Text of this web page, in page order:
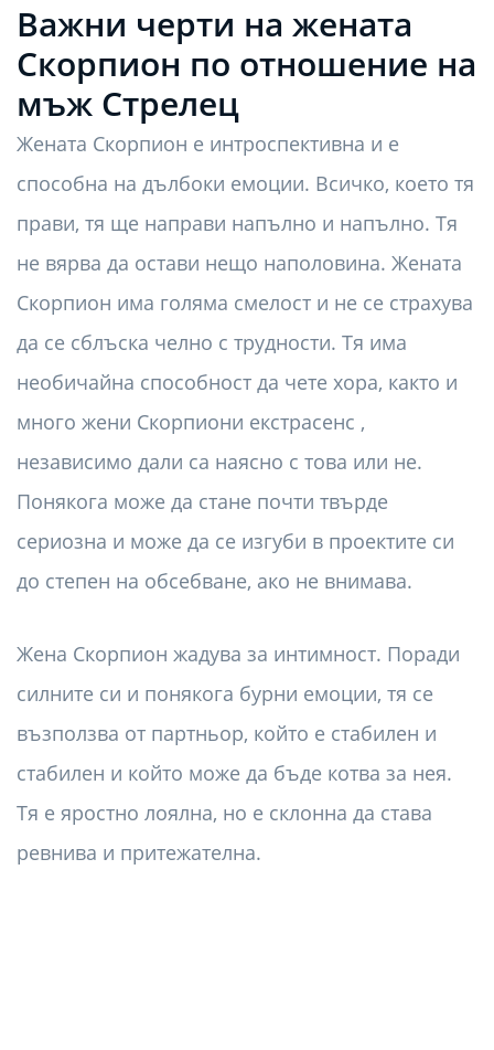
Важни черти на жената
Скорпион по отношение на
мъж Стрелец
Жената Скорпион е интроспективна и е
способна на дълбоки емоции. Всичко, което тя
прави, тя ще направи напълно и напълно. Тя
не вярва да остави нещо наполовина. Жената
Скорпион има голяма смелост и не се страхува
да се сблъска челно с трудности. Тя има
необичайна способност да чете хора, както и
много жени Скорпиони екстрасенс ,
независимо дали са наясно с това или не.
Понякога може да стане почти твърде
сериозна и може да се изгуби в проектите си
до степен на обсебване, ако не внимава.
Жена Скорпион жадува за интимност. Поради
силните си и понякога бурни емоции, тя се
възползва от партньор, който е стабилен и
стабилен и който може да бъде котва за нея.
Тя е яростно лоялна, но е склонна да става
ревнива и притежателна.